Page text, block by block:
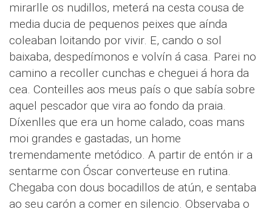
mirarlle os nudillos, meterá na cesta cousa de
media ducia de pequenos peixes que aínda
coleaban loitando por vivir. E, cando o sol
baixaba, despedímonos e volvín á casa. Parei no
camino a recoller cunchas e cheguei á hora da
cea. Conteilles aos meus país o que sabía sobre
aquel pescador que vira ao fondo da praia.
Díxenlles que era un home calado, coas mans
moi grandes e gastadas, un home
tremendamente metódico. A partir de entón ir a
sentarme con Óscar converteuse en rutina.
Chegaba con dous bocadillos de atún, e sentaba
ao seu carón a comer en silencio. Observaba o